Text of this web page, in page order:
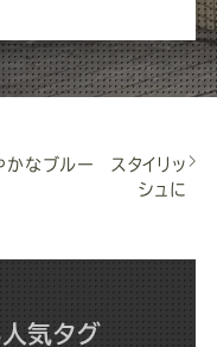
かなブルー スタイリッ
シュに
人気タグ